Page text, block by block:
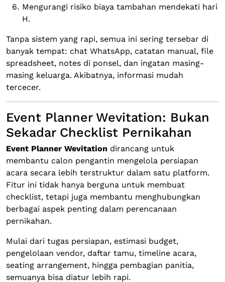
Mengurangi risiko biaya tambahan mendekati hari
H.
Tanpa sistem yang rapi, semua ini sering tersebar di
banyak tempat: chat WhatsApp, catatan manual, file
spreadsheet, notes di ponsel, dan ingatan masing-
masing keluarga. Akibatnya, informasi mudah
tercecer.
Event Planner Wevitation: Bukan
Sekadar Checklist Pernikahan
Event Planner Wevitation dirancang untuk
membantu calon pengantin mengelola persiapan
acara secara lebih terstruktur dalam satu platform.
Fitur ini tidak hanya berguna untuk membuat
checklist, tetapi juga membantu menghubungkan
berbagai aspek penting dalam perencanaan
pernikahan.
Mulai dari tugas persiapan, estimasi budget,
pengelolaan vendor, daftar tamu, timeline acara,
seating arrangement, hingga pembagian panitia,
semuanya bisa diatur lebih rapi.